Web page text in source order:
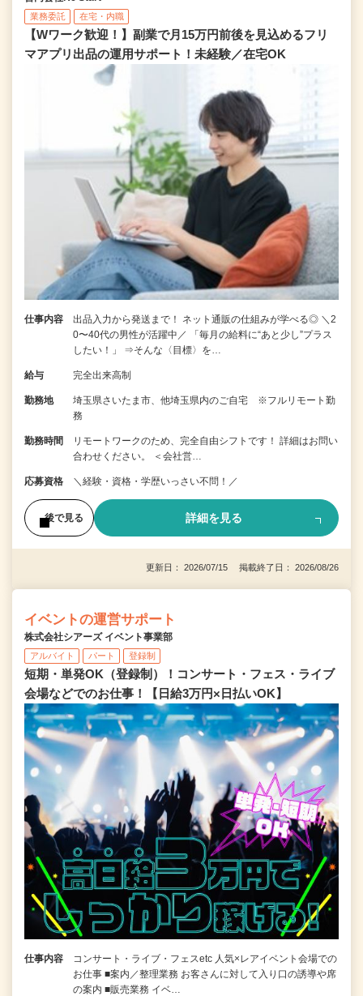
業務委託 在宅・内職
【Wワーク歓迎！】副業で月15万円前後を見込めるフリ
マアプリ出品の運用サポート！未経験／在宅OK
仕事内容
出品入力から発送まで！ ネット通販の仕組みが学べる◎ ＼2
0〜40代の男性が活躍中／ 「毎月の給料に“あと少し”プラス
したい！」 ⇒そんな〈目標〉を…
給与 完全出来高制
勤務地
埼玉県さいたま市、他埼玉県内のご自宅 ※フルリモート勤
務
勤務時間
リモートワークのため、完全自由シフトです！ 詳細はお問い
合わせください。 ＜会社営…
応募資格 ＼経験・資格・学歴いっさい不問！／
後で見る 詳細を見る
更新日： 2026/07/15 掲載終了日： 2026/08/26
イベントの運営サポート
株式会社シアーズ イベント事業部
アルバイト パート 登録制
短期・単発OK（登録制）！コンサート・フェス・ライブ
会場などでのお仕事！【日給3万円×日払いOK】
仕事内容
コンサート・ライブ・フェスetc 人気×レアイベント会場での
お仕事 ■案内／整理業務 お客さんに対して入り口の誘導や席
の案内 ■販売業務 イベ…